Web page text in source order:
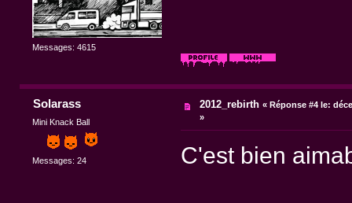
Messages: 4615
Solarass
Mini Knack Ball
Messages: 24
2012_rebirth « Réponse #4 le:
»
C'est bien